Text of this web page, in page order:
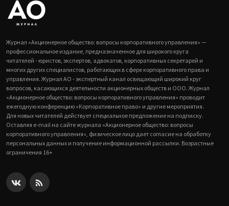
Журнал «Акционерное общество: вопросы корпоративного управления» —
профессиональное издание, предназначенное для широкого круга
читателей - юристов, экспертов, адвокатов, корпоративных секретарей и
многих других специалистов, работающих в сфере корпоративного права и
управления. Журнал АО - экспертный канал освещающий широкий круг
вопросов, касающихся деятельности акционерных обществ и ООО. Журнал
«Акционерное общество: вопросы корпоративного управления» проводит
ежегодную конференцию «Корпоративное право» и другие мероприятия.
Для новых читателей действует специальное предложение на подписку.
Оставляя e-mail на сайте журнала «Акционерное общество: вопросы
корпоративного управления», физическое лицо дает согласие на обработку
персональных данных и получение информационной рассылки. Возрастные
ограничения 16+